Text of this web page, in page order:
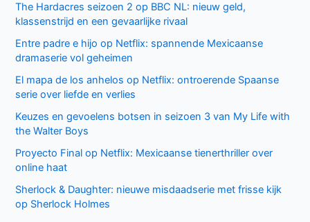
The Hardacres seizoen 2 op BBC NL: nieuw geld,
klassenstrijd en een gevaarlijke rivaal
Entre padre e hijo op Netflix: spannende Mexicaanse
dramaserie vol geheimen
El mapa de los anhelos op Netflix: ontroerende Spaanse
serie over liefde en verlies
Keuzes en gevoelens botsen in seizoen 3 van My Life with
the Walter Boys
Proyecto Final op Netflix: Mexicaanse tienerthriller over
online haat
Sherlock & Daughter: nieuwe misdaadserie met frisse kijk
op Sherlock Holmes